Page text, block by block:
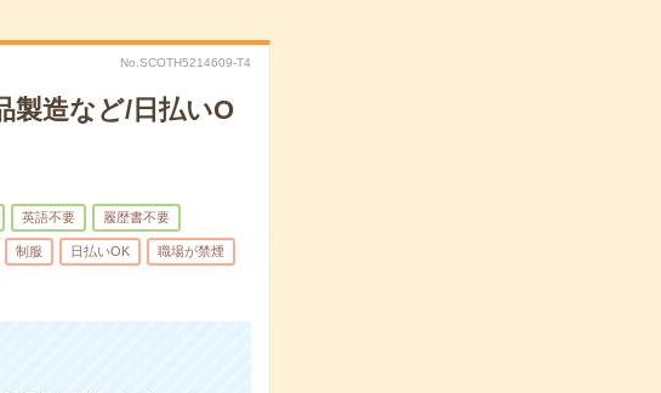
No.SCOTH5214609-T4
製造など/日払いO
英語不要 履歴書不要
制服 日払いOK 職場が禁煙